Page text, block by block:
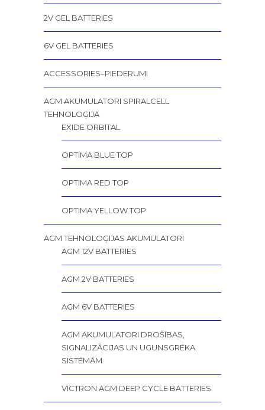
2V GEL BATTERIES
6V GEL BATTERIES
ACCESSORIES–PIEDERUMI
AGM AKUMULATORI SPIRALCELL
TEHNOLOĢIJA
EXIDE ORBITAL
OPTIMA BLUE TOP
OPTIMA RED TOP
OPTIMA YELLOW TOP
AGM TEHNOLOĢIJAS AKUMULATORI
AGM 12V BATTERIES
AGM 2V BATTERIES
AGM 6V BATTERIES
AGM AKUMULATORI DROŠĪBAS,
SIGNALIZĀCIJAS UN UGUNSGRĒKA
SISTĒMĀM
VICTRON AGM DEEP CYCLE BATTERIES